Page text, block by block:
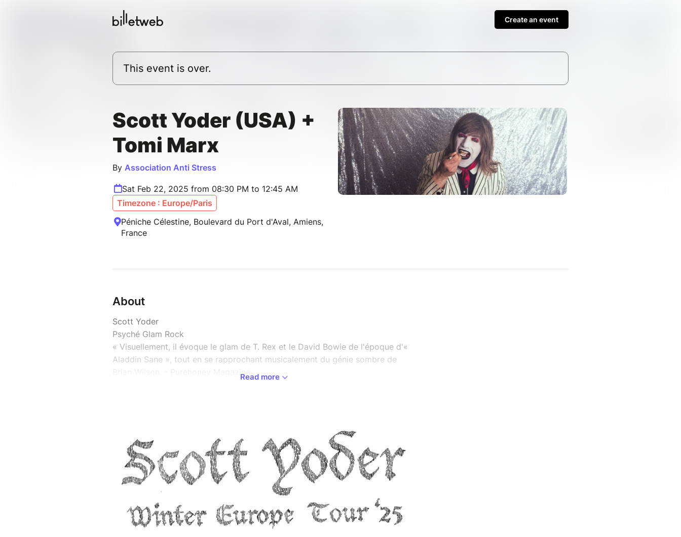
Create an event
This event is over.
Scott Yoder (USA) +
Tomi Marx
By Association Anti Stress
Sat Feb 22, 2025 from 08:30 PM to 12:45 AM
Timezone : Europe/Paris
Péniche Célestine, Boulevard du Port d'Aval, Amiens,
France
About
Scott Yoder
Psyché Glam Rock
« Visuellement, il évoque le glam de T. Rex et le David Bowie de l'époque d'«
Aladdin Sane », tout en se rapprochant musicalement du génie sombre de
Brian Wilson. - Purehoney Magazine
https://www.instagram.com/scottycooldude/
Crédit photo : Bella Petro
—————————–
Synth Pop/Variété Psyché
À travers des compositions aux envolées psychédéliques et aux mélodies
Read more